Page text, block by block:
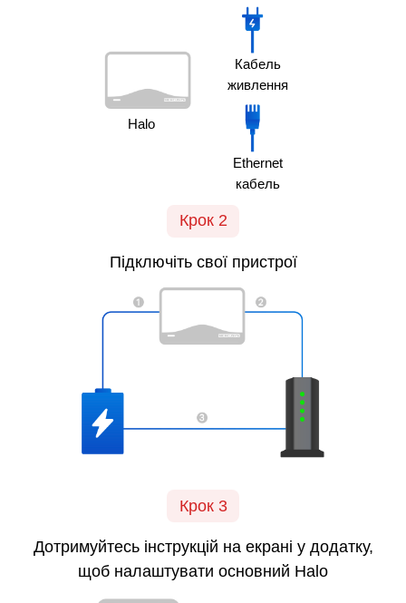
Halo
Кабель
живлення
Ethernet
кабель
Крок 2
Підключіть свої пристрої
Крок 3
Дотримуйтесь інструкцій на екрані у додатку,
щоб налаштувати основний Halo